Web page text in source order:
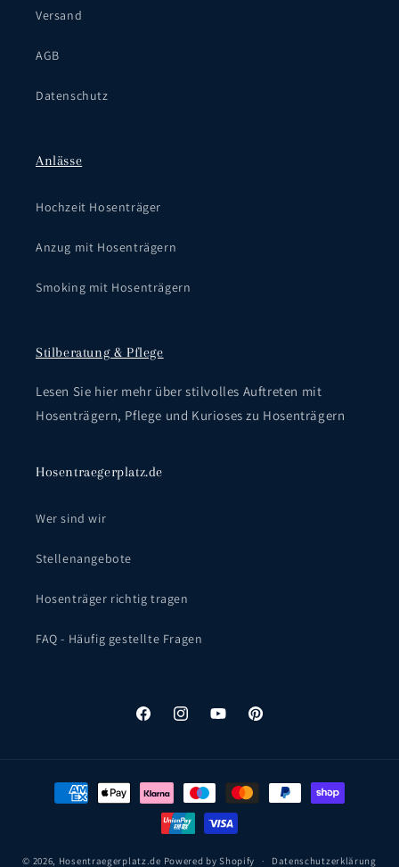
Versand
AGB
Datenschutz
Anlässe
Hochzeit Hosenträger
Anzug mit Hosenträgern
Smoking mit Hosenträgern
Stilberatung & Pflege
Lesen Sie hier mehr über stilvolles Auftreten mit
Hosenträgern, Pflege und Kurioses zu Hosenträgern
Hosentraegerplatz.de
Wer sind wir
Stellenangebote
Hosenträger richtig tragen
FAQ - Häufig gestellte Fragen
FacebookInstagramYouTubePinterest
Zahlungsmethoden
© 2026, Hosentraegerplatz.de Powered by Shopify Datenschutzerklärung